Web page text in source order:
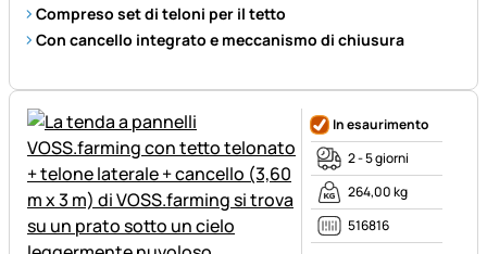
Compreso set di teloni per il tetto
Con cancello integrato e meccanismo di chiusura
In esaurimento
2 - 5 giorni
264,00 kg
516816